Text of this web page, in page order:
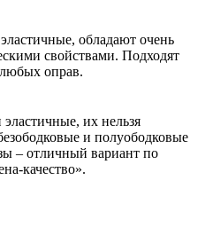
обладают очень
свойствами. Подходят
оправ.
их нельзя
и полуободковые
– отличный вариант по
качество».